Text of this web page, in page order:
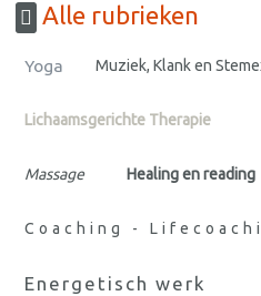
Alle rubrieken
Yoga Muziek, Klank en
Lichaamsgerichte Therapie
Massage Healing en reading
Coaching -
Energetisch werk